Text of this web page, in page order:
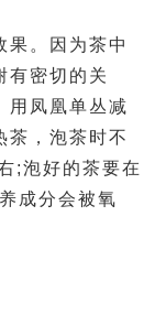
。因为茶中
密切的关
用凤凰单丛减
茶，泡茶时不
;泡好的茶要在
成分会被氧